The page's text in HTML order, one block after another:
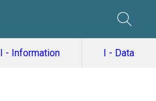
I - Information I - Data